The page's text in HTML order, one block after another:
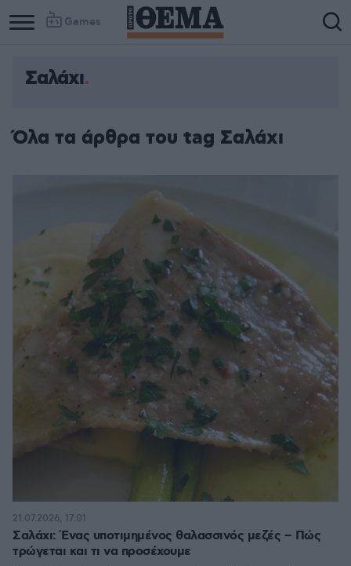
Games
Σαλάχι
Όλα τα άρθρα του tag Σαλάχι
Σαλάχι: Ένας υποτιμημένος θαλασσινός μεζές – Πώς
τρώγεται και τι να προσέχουμε
21.07.2026, 17:01